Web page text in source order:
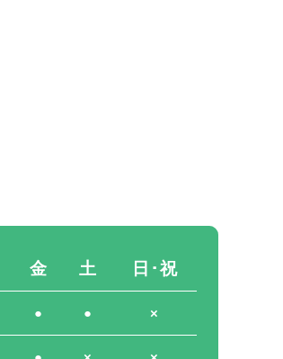
金 土 日･祝
● ● ×